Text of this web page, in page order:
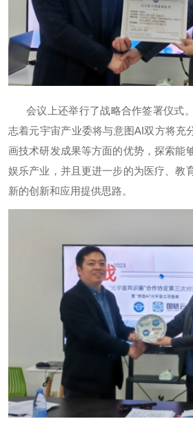
会议上还举行了战略合作签署仪式
志着元宇宙产业委将与意图AI双方将充
画技术研发成果等方面的优势，探索能
娱乐产业，并且更进一步的为医疗、教
新的创新和应用提供思路。